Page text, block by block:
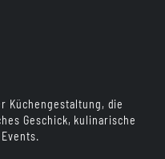
Küchengestaltung, die
Geschick, kulinarische